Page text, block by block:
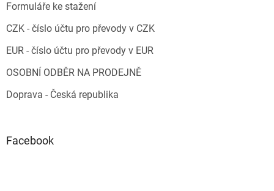
Formuláře ke stažení
CZK - číslo účtu pro převody v CZK
EUR - číslo účtu pro převody v EUR
OSOBNÍ ODBĚR NA PRODEJNĚ
Doprava - Česká republika
Facebook